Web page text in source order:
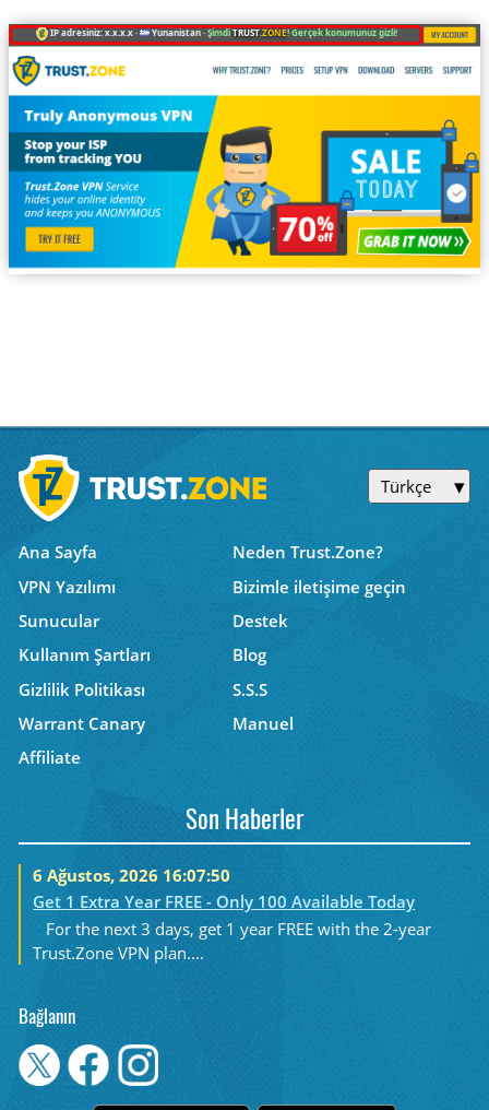
IP adresiniz: x.x.x.x · Yunanistan ·ŞimdiTRUST.ZONE! Gerçek konumunuz gizli!
Türkçe
Ana Sayfa
Neden Trust.Zone?
VPN Yazılımı
Bizimle iletişime geçin
Sunucular
Destek
Kullanım Şartları
Blog
Gizlilik Politikası
S.S.S
Warrant Canary
Manuel
Affiliate
Son Haberler
6 Ağustos, 2026 16:07:50
Get 1 Extra Year FREE - Only 100 Available Today
For the next 3 days, get 1 year FREE with the 2-year
Trust.Zone VPN plan....
Bağlanın